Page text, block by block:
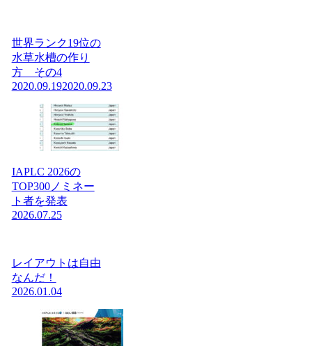
世界ランク19位の
水草水槽の作り
方 その4
2020.09.192020.09.23
IAPLC 2026の
TOP300ノミネー
ト者を発表
2026.07.25
レイアウトは自由
なんだ！
2026.01.04